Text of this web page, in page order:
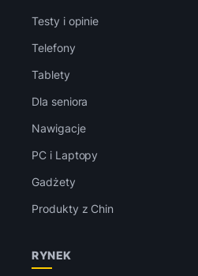
Testy i opinie
Telefony
Tablety
Dla seniora
Nawigacje
PC i Laptopy
Gadżety
Produkty z Chin
RYNEK